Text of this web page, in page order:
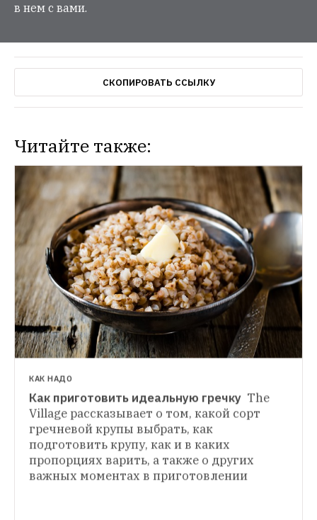
в нем с вами.
СКОПИРОВАТЬ ССЫЛКУ
Читайте также:
НОВАЯ МУЗЫКА
Гречка: От Кингисеппа до Москвы за
полгода 17-летняя артистка из
«ВКонтакте» уверенно набирает
популярность. Кто она такая?
ГИД THE VILLAGE
От Onuka до Луны: 10 хороших новых
украинских музыкантовВ преддверии
киевского фестиваля Atlas Weekend
рассказываем об украинской музыке,
за которой стоит следить
КАК НАДО
Как приготовить идеальную гречку The
Village рассказывает о том, какой сорт
гречневой крупы выбрать, как
подготовить крупу, как и в каких
пропорциях варить, а также о других
важных моментах в приготовлении